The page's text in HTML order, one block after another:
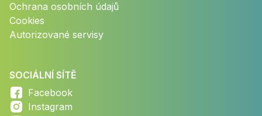
Ochrana osobních údajů
Cookies
Autorizované servisy
SOCIÁLNÍ SÍTĚ
Facebook
Instagram